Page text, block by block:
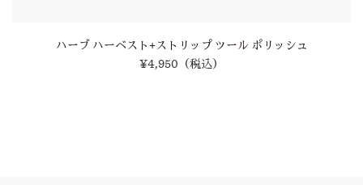
ハーブ ハーベスト+ストリップ ツール ポリッシュ
¥4,950 （税込）